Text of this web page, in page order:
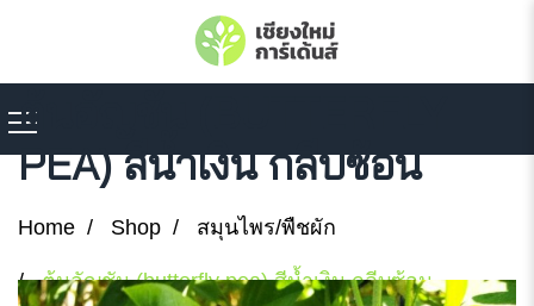
ต้นอัญชัน (BUTTERFLY
PEA) สีน้ำเงิน กลีบซ้อน
Home Shop สมุนไพร/พืชผัก
ต้นอัญชัน (butterfly pea) สีน้ำเงิน กลีบซ้อน